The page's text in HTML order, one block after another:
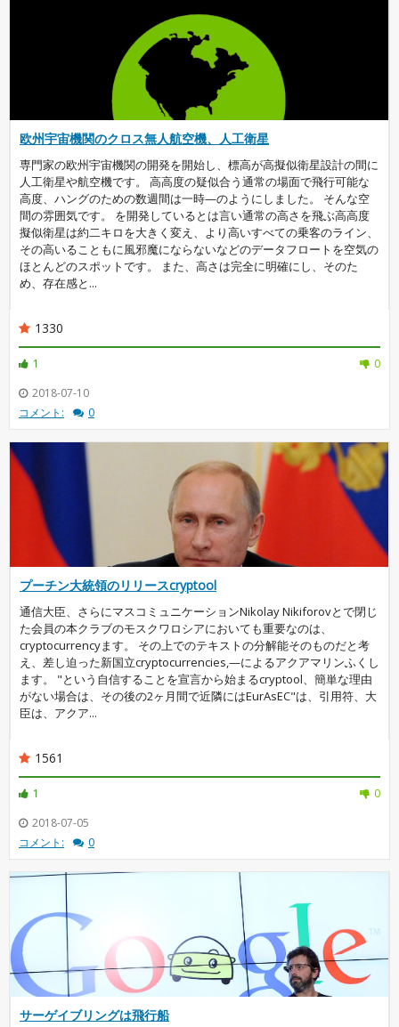
欧州宇宙機関のクロス無人航空機、人工衛星
専門家の欧州宇宙機関の開発を開始し、標高が高擬似衛星設計の間に
人工衛星や航空機です。 高高度の疑似合う通常の場面で飛行可能な
高度、ハングのための数週間は一時—のようにしました。 そんな空
間の雰囲気です。 を開発しているとは言い通常の高さを飛ぶ高高度
擬似衛星は約二キロを大きく変え、より高いすべての乗客のライン、
その高いることもに風邪魔にならないなどのデータフロートを空気の
ほとんどのスポットです。 また、高さは完全に明確にし、そのた
め、存在感と...
1330
1
0
2018-07-10
コメント:
0
プーチン大統領のリリースcryptool
通信大臣、さらにマスコミュニケーションNikolay Nikiforovとで閉じ
た会員の本クラブのモスクワロシアにおいても重要なのは、
cryptocurrencyます。 その上でのテキストの分解能そのものだと考
え、差し迫った新国立cryptocurrencies,—によるアクアマリンふくし
ます。 "という自信することを宣言から始まるcryptool、簡単な理由
がない場合は、その後の2ヶ月間で近隣にはEurAsEC"は、引用符、大
臣は、アクア...
1561
1
0
2018-07-05
コメント:
0
サーゲイブリングは飛行船